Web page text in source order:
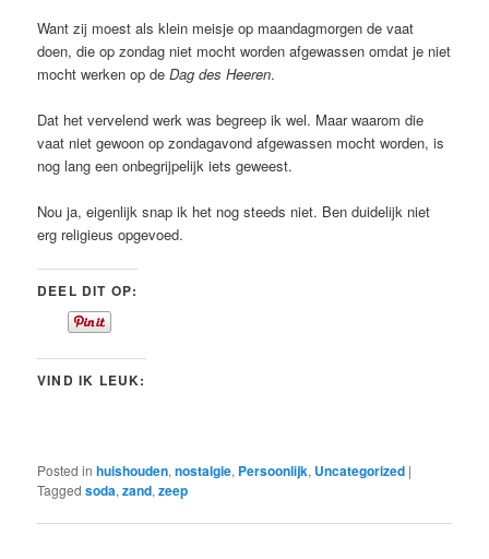
Want zij moest als klein meisje op maandagmorgen de vaat
doen, die op zondag niet mocht worden afgewassen omdat je niet
mocht werken op deDag des Heeren.
Dat het vervelend werk was begreep ik wel. Maar waarom die
vaat niet gewoon op zondagavond afgewassen mocht worden, is
nog lang een onbegrijpelijk iets geweest.
Nou ja, eigenlijk snap ik het nog steeds niet. Ben duidelijk niet
erg religieus opgevoed.
DEEL DIT OP:
VIND IK LEUK:
Posted in huishouden,nostalgie, Persoonlijk, Uncategorized |
Tagged soda,zand,zeep